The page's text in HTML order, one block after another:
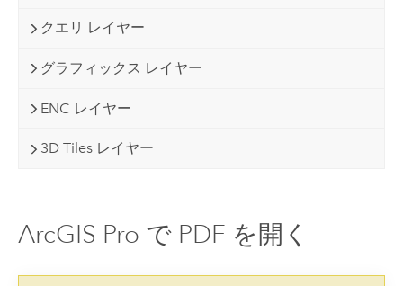
クエリ レイヤー
グラフィックス レイヤー
ENC レイヤー
3D Tiles レイヤー
ArcGIS Pro で PDF を開く